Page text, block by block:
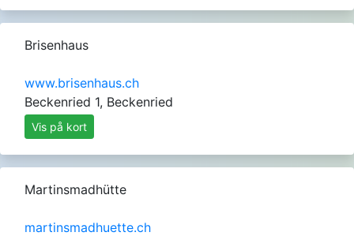
Brisenhaus
www.brisenhaus.ch
Beckenried 1, Beckenried
Vis på kort
Martinsmadhütte
martinsmadhuette.ch